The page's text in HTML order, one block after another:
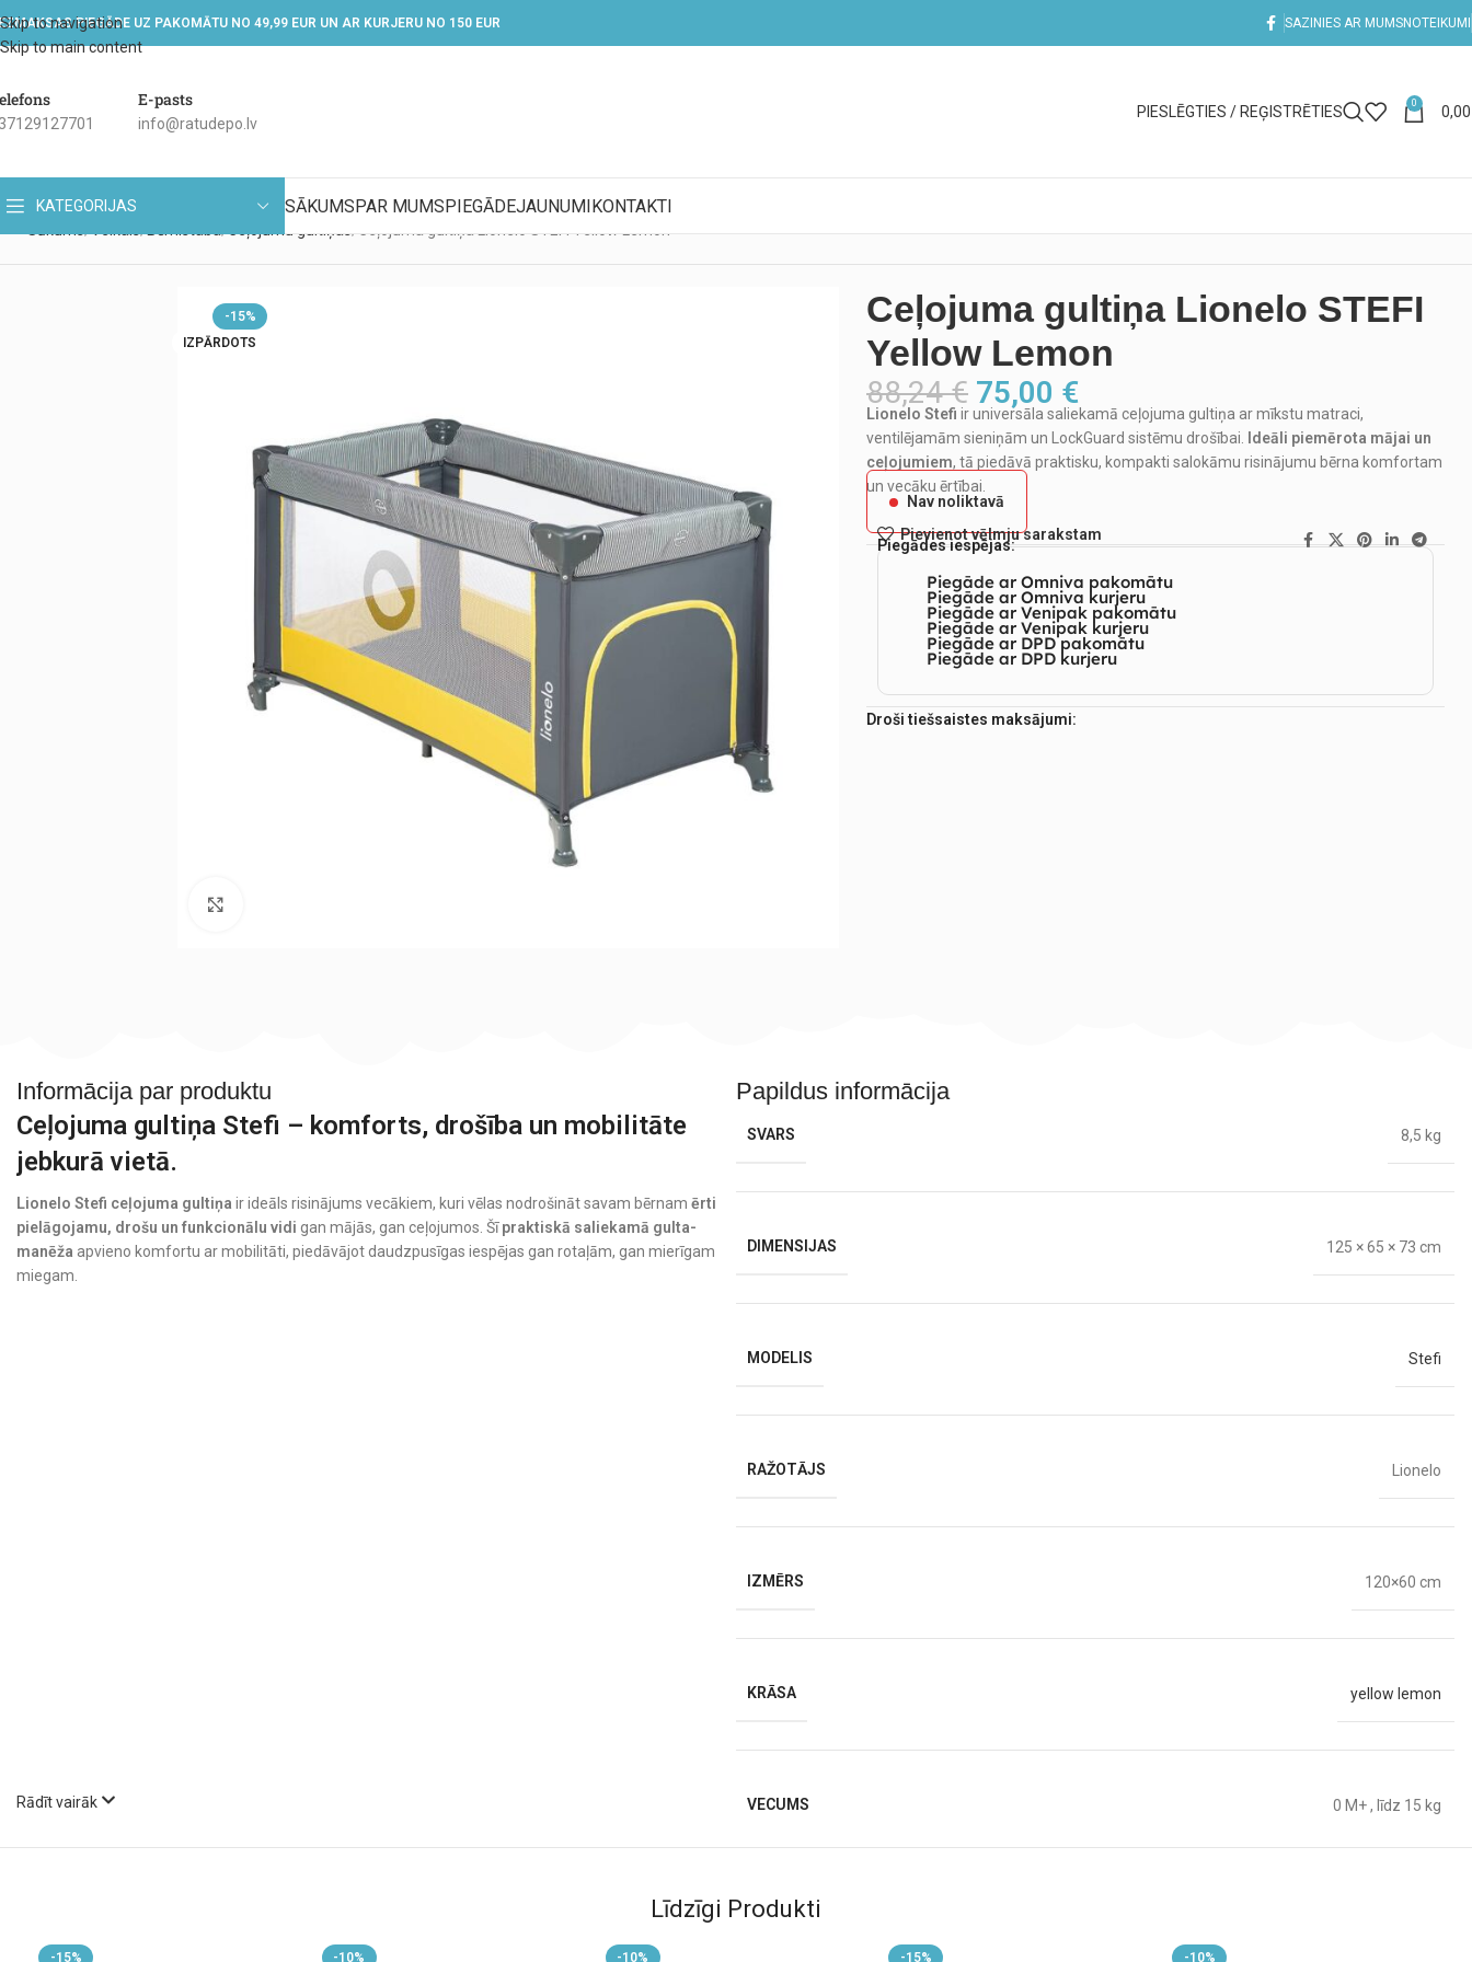
Skip to navigation
Skip to main content
PIEGĀDE UZ PAKOMĀTU NO 49,99 EUR UN AR KURJERU NO 150 EUR SAZINIES AR MUMSNOTEIKUMI
E-pasts
info@ratudepo.lv
PIESLĒGTIES / REĢISTRĒTIES 0
KATEGORIJAS SĀKUMSPAR MUMSPIEGĀDEJAUNUMIKONTAKTI
-15%
IZPĀRDOTS
Ceļojuma gultiņa Lionelo STEFI
Yellow Lemon
88,24€ 75,00 €
Lionelo Stefi ir universāla saliekamā ceļojuma gultiņa ar mīkstu matraci,
ventilējamām sieniņām un LockGuard sistēmu drošībai.
Ideāli piemērota mājai un
ceļojumiem, tā piedāvā praktisku, kompakti salokāmu risinājumu bērna komfortam
un vecāku ērtībai.
Nav noliktavā
Pievienot vēlmju sarakstam
Piegādes iespējas:
Piegāde ar Omniva pakomātu
Piegāde ar Omniva kurjeru
Piegāde ar Venipak pakomātu
Piegāde ar Venipak kurjeru
Piegāde ar DPD pakomātu
Piegāde ar DPD kurjeru
Droši tiešsaistes maksājumi:
Informācija par produktu
Ceļojuma gultiņa Stefi – komforts, drošība un mobilitāte
jebkurā vietā.
Lionelo Stefi ceļojuma gultiņa ir ideāls risinājums vecākiem, kuri vēlas nodrošināt savam bērnam ērti
pielāgojamu, drošu un funkcionālu vidi gan mājās, gan ceļojumos. Šīpraktiskā saliekamā gulta-
manēža apvieno komfortu ar mobilitāti, piedāvājot daudzpusīgas iespējas gan rotaļām, gan mierīgam
miegam.
– pateicoties praktiskajai salikšanas sistēmai, gultiņu var
transportēšanu. Gultiņa ir lieliski piemērota ģimenēm, kas bieži ceļo, jo
pārnēsāšanas soma komplektā
Rādīt vairāk
Papildus informācija
SVARS 8,5 kg
DIMENSIJAS 125 × 65 × 73 cm
MODELIS Stefi
RAŽOTĀJS Lionelo
IZMĒRS 120×60 cm
KRĀSA yellow lemon
VECUMS 0 M+, līdz 15 kg
Līdzīgi Produkti
-15% -10% -10% -15% -10%